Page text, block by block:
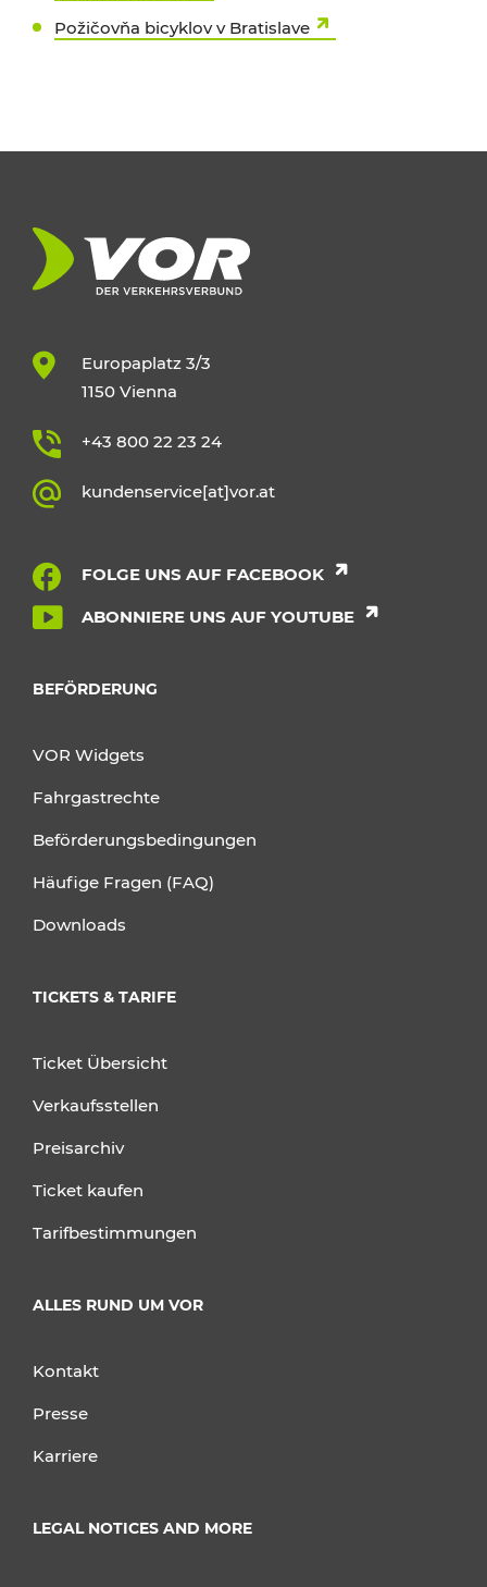
Požičovňa bicyklov v Bratislave
Europaplatz 3/3
1150 Vienna
+43 800 22 23 24
kundenservice[at]vor.at
FOLGE UNS AUF FACEBOOK
ABONNIERE UNS AUF YOUTUBE
BEFÖRDERUNG
VOR Widgets
Fahrgastrechte
Beförderungsbedingungen
Häufige Fragen (FAQ)
Downloads
TICKETS & TARIFE
Ticket Übersicht
Verkaufsstellen
Preisarchiv
Ticket kaufen
Tarifbestimmungen
ALLES RUND UM VOR
Kontakt
Presse
Karriere
LEGAL NOTICES AND MORE